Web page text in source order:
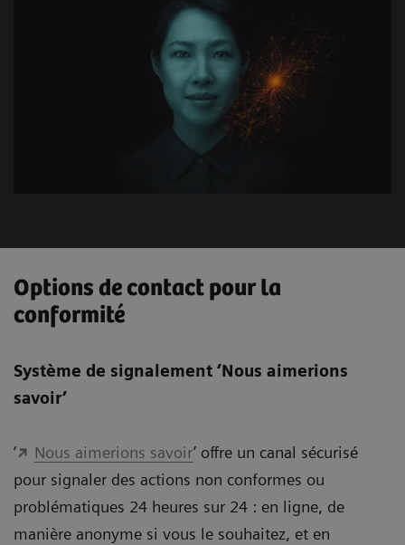
Options de contact pour la
conformité
Système de signalement ‘Nous aimerions
savoir’
‘ Nous aimerions savoir’ offre un canal sécurisé
pour signaler des actions non conformes ou
problématiques 24 heures sur 24 : en ligne, de
manière anonyme si vous le souhaitez, et en